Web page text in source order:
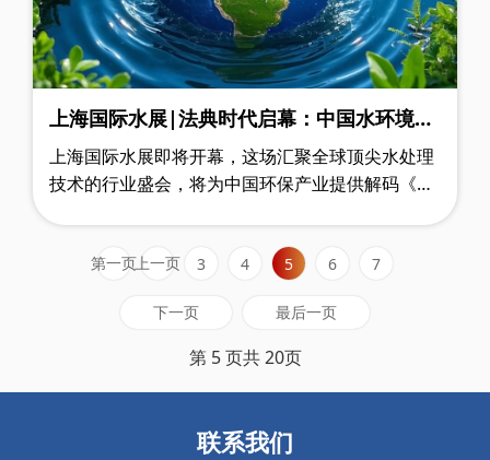
上海国际水展|法典时代启幕：中国水环境治
理的三大跃迁与产业新机
上海国际水展即将开幕，这场汇聚全球顶尖水处理
技术的行业盛会，将为中国环保产业提供解码《生
第一页上一页 3 4 5 6 7
下一页 最后一页
第 5 页共 20页
联系我们